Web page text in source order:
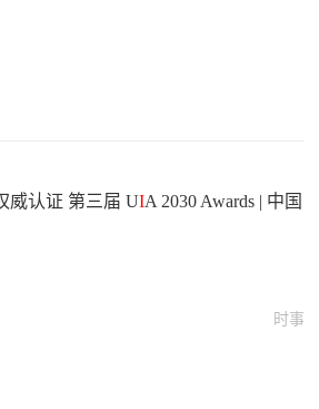
威认证 第三届 UIA 2030 Awards | 中国
时事